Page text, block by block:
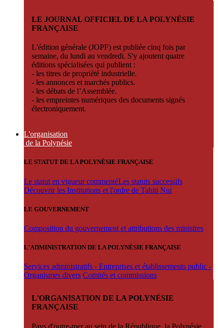
LE JOURNAL OFFICIEL DE LA POLYNÉSIE
FRANÇAISE
L'édition générale (JOPF) est publiée cinq fois par
semaine, du lundi au vendredi. S'y ajoutent quatre
éditions spécialisées qui publient :
- les titres de propriété industrielle.
- les annonces et marchés publics.
- les débats de l’Assemblée.
- les empreintes numériques des documents signés
électroniquement.
L'organisation
de la Polynésie
LE STATUT DE LA POLYNÉSIE FRANÇAISE
Le statut en vigueur commentéLes statuts successifs
Découvrir les Institutions et l'ordre de Tahiti Nui
LE GOUVERNEMENT
Composition du gouvernement et attributions des ministres
L'ADMINISTRATION DE LA POLYNÉSIE FRANÇAISE
Services administratifs - Entreprises et établissements public -
Organismes divers Comités et commissions
L'ORGANISATION DE LA POLYNÉSIE
FRANÇAISE
Pays d'outre-mer au sein de la République, la Polynésie